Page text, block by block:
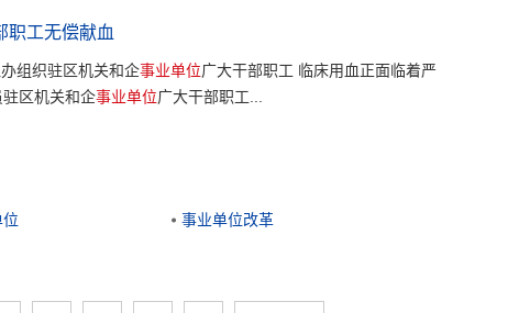
职工无偿献血
组织驻区机关和企事业单位广大干部职工 临床用血正面临着严
区机关和企事业单位广大干部职工...
事业单位改革